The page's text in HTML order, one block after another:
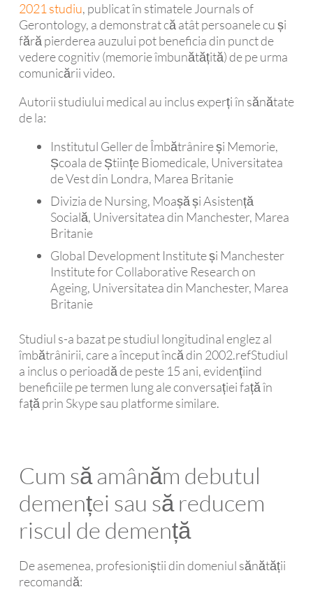
2021 studiu, publicat în stimatele Journals of
Gerontology, a demonstrat că atât persoanele cu și
fără pierderea auzului pot beneficia din punct de
vedere cognitiv (memorie îmbunătățită) de pe urma
comunicării video.
Autorii studiului medical au inclus experți în sănătate
de la:
Institutul Geller de Îmbătrânire și Memorie,
Școala de Științe Biomedicale, Universitatea
de Vest din Londra, Marea Britanie
Divizia de Nursing, Moașă și Asistență
Socială, Universitatea din Manchester, Marea
Britanie
Global Development Institute și Manchester
Institute for Collaborative Research on
Ageing, Universitatea din Manchester, Marea
Britanie
Studiul s-a bazat pe studiul longitudinal englez al
îmbătrânirii, care a început încă din 2002.refStudiul
a inclus o perioadă de peste 15 ani, evidențiind
beneficiile pe termen lung ale conversației față în
față prin Skype sau platforme similare.
Cum să amânăm debutul
demenței sau să reducem
riscul de demență
De asemenea, profesioniștii din domeniul sănătății
recomandă: